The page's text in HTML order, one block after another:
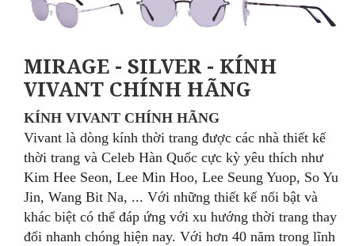
MIRAGE - SILVER - KÍNH
VIVANT CHÍNH HÃNG
KÍNH VIVANT CHÍNH HÃNG
Vivant là dòng kính thời trang được các nhà thiết kế
thời trang và Celeb Hàn Quốc cực kỳ yêu thích như
Kim Hee Seon, Lee Min Hoo, Lee Seung Yuop, So Yu
Jin, Wang Bit Na, ... Với những thiết kế nổi bật và
khác biệt có thể đáp ứng với xu hướng thời trang thay
đổi nhanh chóng hiện nay. Với hơn 40 năm trong lĩnh